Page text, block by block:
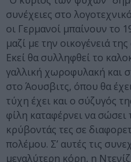
συνέχειες στο
οι Γερμανοί μπαίνουν το
μαζί με την οικογένειά
Εκεί θα συλληφθεί το
γαλλική χωροφυλακή και
στο Άουσβιτς, όπου θα
τύχη έχει και ο σύζυγός
φίλη καταφέρνει να σώσει
κρύβοντάς τες σε
πολέμου. Σ’ αυτές τις
μεγαλύτερη κόρη, η